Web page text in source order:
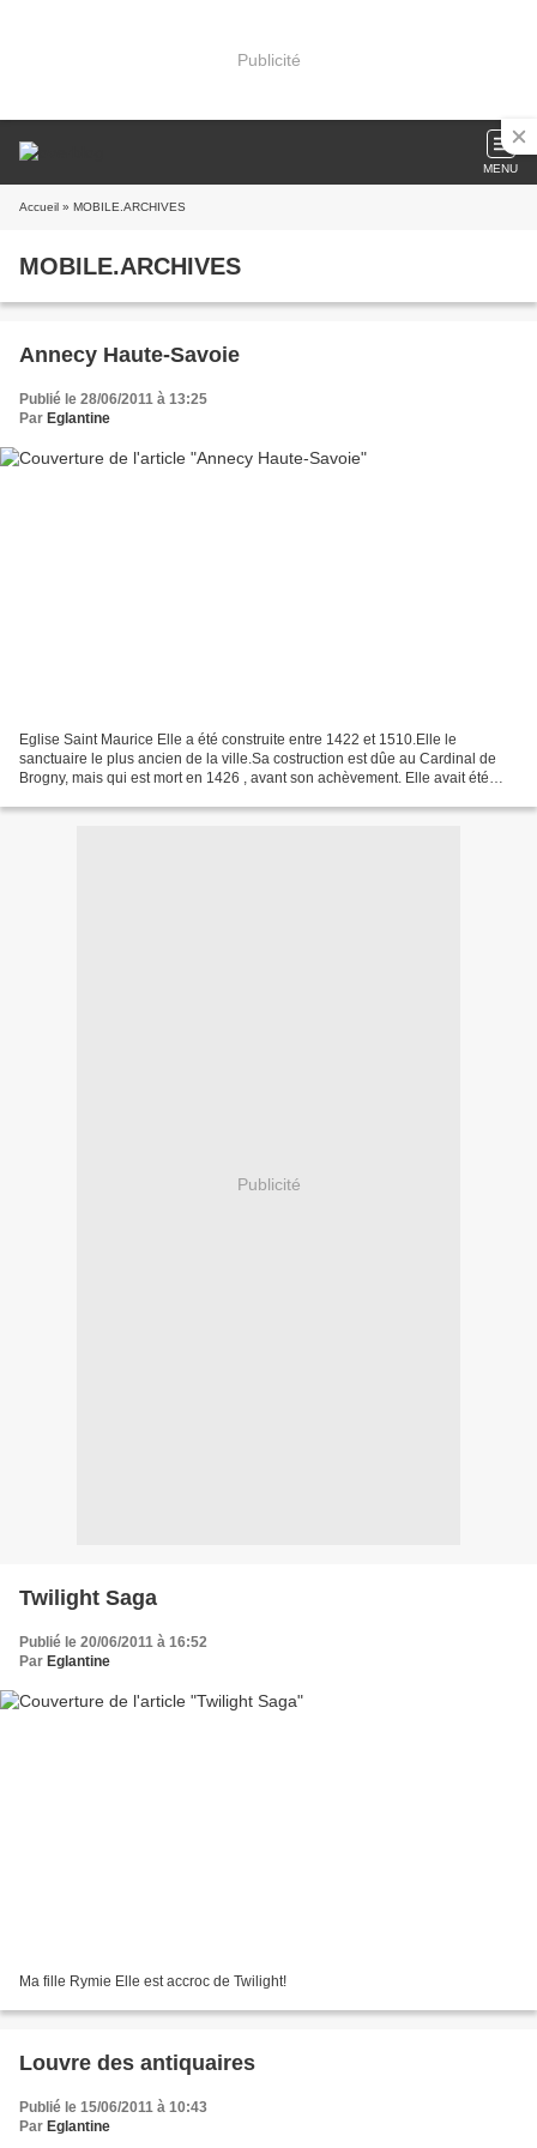
Publicité
MENU
Accueil » MOBILE.ARCHIVES
MOBILE.ARCHIVES
Annecy Haute-Savoie
Publié le 28/06/2011 à 13:25
Par Eglantine
Eglise Saint Maurice Elle a été construite entre 1422 et 1510.Elle le
sanctuaire le plus ancien de la ville.Sa costruction est dûe au Cardinal de
Brogny, mais qui est mort en 1426 , avant son achèvement. Elle avait été
Publicité
Twilight Saga
Publié le 20/06/2011 à 16:52
Par Eglantine
Ma fille Rymie Elle est accroc de Twilight!
Louvre des antiquaires
Publié le 15/06/2011 à 10:43
Par Eglantine